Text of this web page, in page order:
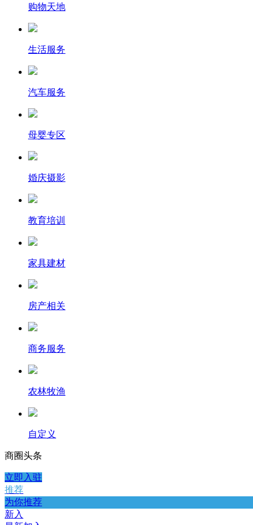
购物天地
生活服务
汽车服务
母婴专区
婚庆摄影
教育培训
家具建材
房产相关
商务服务
农林牧渔
自定义
商圈头条
立即入驻
推荐
为你推荐
新入